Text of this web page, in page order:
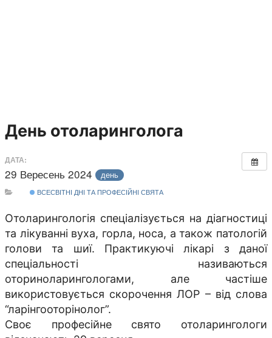
День отоларинголога
ДАТА:
29 Вересень 2024 день
ВСЕСВІТНІ ДНІ ТА ПРОФЕСІЙНІ СВЯТА
Отоларингологія спеціалізується на діагностиці
та лікуванні вуха, горла, носа, а також патологій
голови та шиї. Практикуючі лікарі з даної
спеціальності називаються
оториноларингологами, але частіше
використовується скорочення ЛОР – від слова
“ларінгооторінолог”.
Своє професійне свято отоларингологи